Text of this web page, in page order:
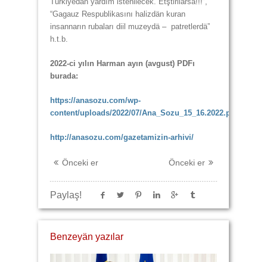
“Gagauz Respublikasını halizdän kuran
insannarın rubaları diil muzeydä – patretlerdä”
h.t.b.
2022-ci yılın Harman ayın (avgust) PDFı
burada:
https://anasozu.com/wp-
content/uploads/2022/07/Ana_Sozu_15_16.2022.pdf
http://anasozu.com/gazetamizin-arhivi/
Önceki er Önceki er
Paylaş!
Benzeyän yazılar